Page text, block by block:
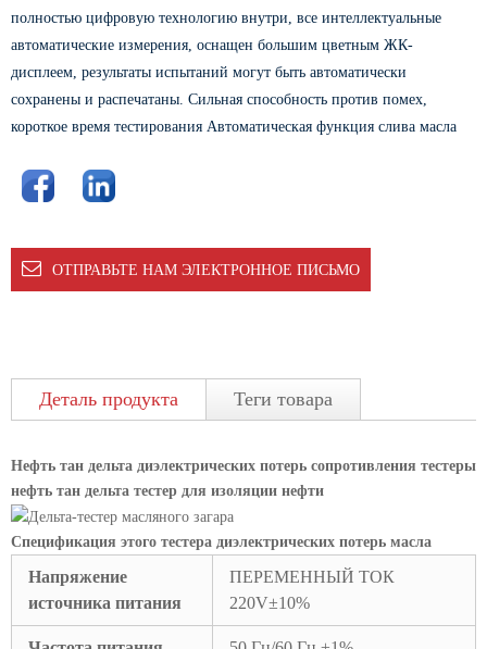
полностью цифровую технологию внутри, все интеллектуальные
автоматические измерения, оснащен большим цветным ЖК-
дисплеем, результаты испытаний могут быть автоматически
сохранены и распечатаны. Сильная способность против помех,
короткое время тестирования Автоматическая функция слива масла
ОТПРАВЬТЕ НАМ ЭЛЕКТРОННОЕ ПИСЬМО
Деталь продукта Теги товара
Нефть тан дельта диэлектрических потерь сопротивления тестеры
нефть тан дельта тестер для изоляции нефти
Спецификация этого тестера диэлектрических потерь масла
Напряжение
источника питания
ПЕРЕМЕННЫЙ ТОК
220V±10%